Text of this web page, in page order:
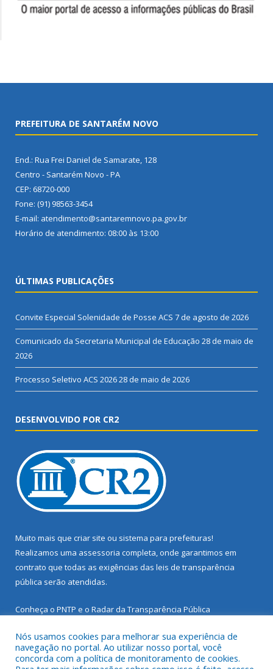
PREFEITURA DE SANTARÉM NOVO
End.: Rua Frei Daniel de Samarate, 128
Centro - Santarém Novo - PA
CEP: 68720-000
Fone: (91) 98563-3454
E-mail: atendimento@santaremnovo.pa.gov.br
Horário de atendimento: 08:00 às 13:00
ÚLTIMAS PUBLICAÇÕES
Convite Especial Solenidade de Posse ACS 7 de agosto de 2026
Comunicado da Secretaria Municipal de Educação 28 de maio de
2026
Processo Seletivo ACS 202628 de maio de 2026
DESENVOLVIDO POR CR2
Muito mais que criar site ou sistema para prefeituras!
Realizamos uma assessoria completa, onde garantimos em
contrato que todas as exigências das leis de transparência
pública serão atendidas.
Conheça o PNTP e o Radar da Transparência Pública
Nós usamos cookies para melhorar sua experiência de
navegação no portal. Ao utilizar nosso portal, você
concorda com a política de monitoramento de cookies.